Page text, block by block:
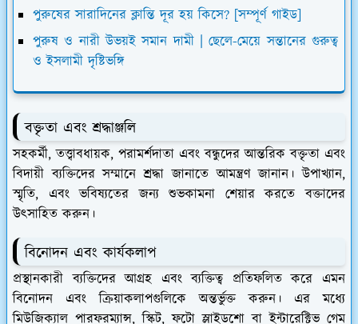
পুরুষের সারাদিনের ক্লান্তি দূর হয় কিসে? [সম্পূর্ণ গাইড]
পুরুষ ও নারী উভয়ই সমান দামী | ছেলে-মেয়ে সন্তানের গুরুত্ব
ও ইসলামী দৃষ্টিভঙ্গি
বক্তৃতা এবং শ্রদ্ধাঞ্জলি
সহকর্মী, তত্ত্বাবধায়ক, পরামর্শদাতা এবং বন্ধুদের আন্তরিক বক্তৃতা এবং
বিদায়ী ব্যক্তিদের সম্মানে শ্রদ্ধা জানাতে আমন্ত্রণ জানান। উপাখ্যান,
স্মৃতি, এবং ভবিষ্যতের জন্য শুভকামনা শেয়ার করতে বক্তাদের
উত্সাহিত করুন।
বিনোদন এবং কার্যকলাপ
প্রস্থানকারী ব্যক্তিদের আগ্রহ এবং ব্যক্তিত্ব প্রতিফলিত করে এমন
বিনোদন এবং ক্রিয়াকলাপগুলিকে অন্তর্ভুক্ত করুন। এর মধ্যে
মিউজিক্যাল পারফরম্যান্স, স্কিট, ফটো স্লাইডশো বা ইন্টারেক্টিভ গেম